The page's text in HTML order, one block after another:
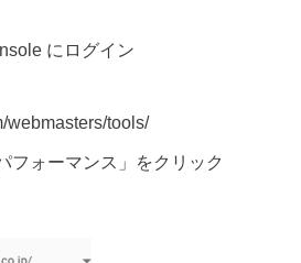
にログイン
webmasters/tools/
フォーマンス」をクリック